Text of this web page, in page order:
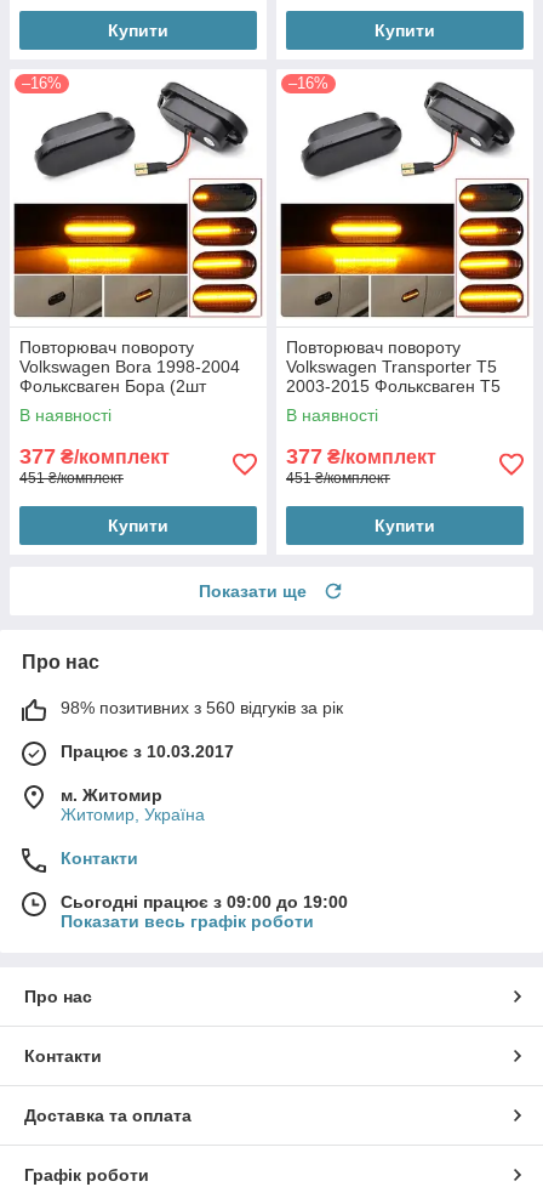
Купити Купити
–16%
Повторювач повороту
Volkswagen Bora 1998-2004
Фольксваген Бора (2шт
динамічні чорні ЛЕД)
В наявності
377 ₴/комплект
451 ₴/комплект
Купити
–16%
Повторювач повороту
Volkswagen Transporter T5
2003-2015 Фольксваген Т5
Мультіван/Каравелла (2шт
динамічні чорні ЛЕД)
В наявності
377 ₴/комплект
451 ₴/комплект
Купити
Показати ще
Про нас
98% позитивних з 560 відгуків за рік
Працює з 10.03.2017
м. Житомир
Житомир, Україна
Контакти
Сьогодні працює з 09:00 до 19:00
Показати весь графік роботи
Про нас
Контакти
Доставка та оплата
Графік роботи